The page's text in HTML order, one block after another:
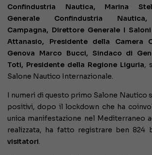
Confindustria Nautica, Marina
Generale Confindustria Nautica,
Campagna, Direttore Generale I
Attanasio, Presidente della Camera
Genova Marco Bucci, Sindaco di
Toti, Presidente della Regione Liguria,
Salone Nautico Internazionale.
I numeri di questo primo Salone Nautico
positivi, dopo il lockdown che ha
unica manifestazione nel Mediterraneo
realizzata, ha fatto registrare ben 824
visitatori.